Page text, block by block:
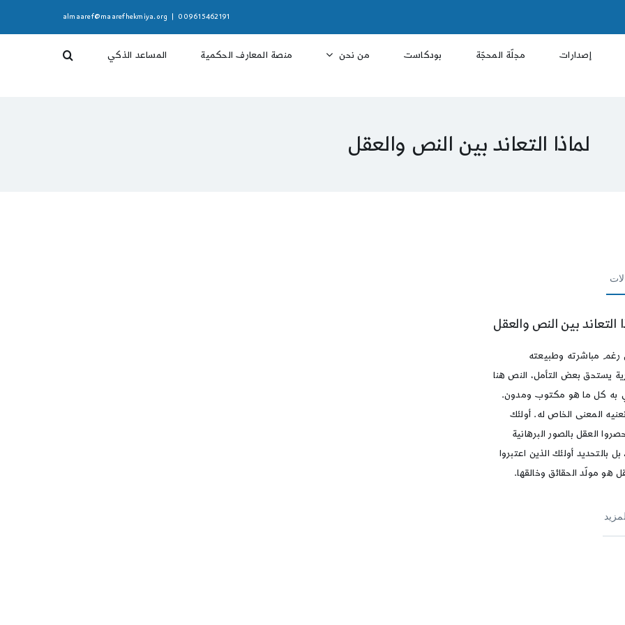
009615462191
almaaref@maarefhekmiya.org
إصدارات مجلّة المحجّة بودكاست من نحن منصة المعارف الحكمية المساعد الذكي
لماذا التعاند بين النص والعقل
التعاند بين النص والعقل
رغم مباشرته وطبيعته
يستحق بعض التأمل، النص هنا
به كل ما هو مكتوب ومدون.
المعنى الخاص له. أولئك
العقل بالصور البرهانية
بل بالتحديد أولئك الذين اعتبروا
هو مولّد الحقائق وخالقها.